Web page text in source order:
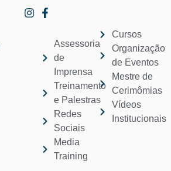
Assessoria
de
Imprensa
Treinamento
e Palestras
Redes
Sociais
Media
Training
Cursos
Organização
de Eventos
Mestre de
Cerimômias
Vídeos
Institucionais